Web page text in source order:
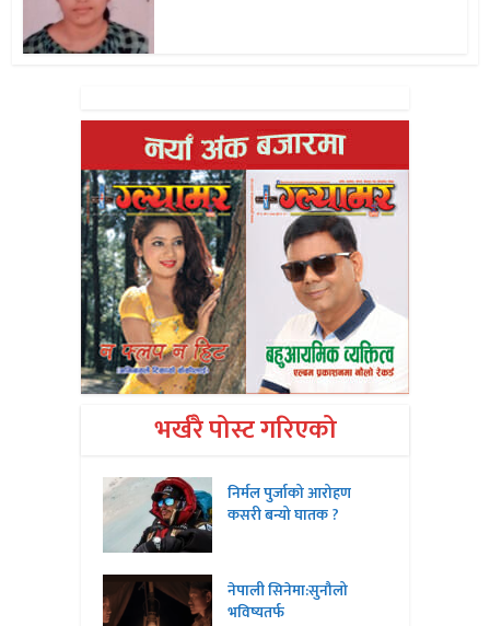
भर्खरै पोस्ट गरिएको
निर्मल पुर्जाको आरोहण
कसरी बन्यो घातक ?
नेपाली सिनेमा:सुनौलो
भविष्यतर्फ